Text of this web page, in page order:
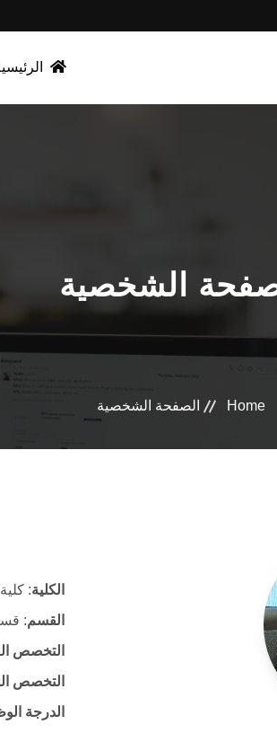
الشخصية
Home الصفحة الشخصية
الكلية:
القسم:
التخصص
التخصص
الدرجة